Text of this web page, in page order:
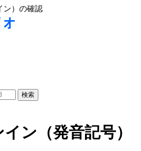
ン）の確認
ン（発音記号）